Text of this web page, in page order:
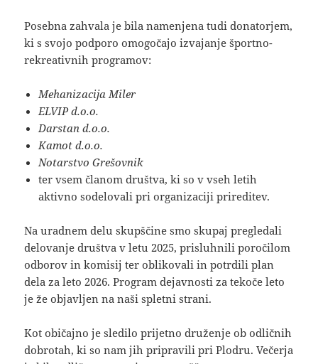
Posebna zahvala je bila namenjena tudi donatorjem,
ki s svojo podporo omogočajo izvajanje športno-
rekreativnih programov:
Mehanizacija Miler
ELVIP d.o.o.
Darstan d.o.o.
Kamot d.o.o.
Notarstvo Grešovnik
ter vsem članom društva, ki so v vseh letih
aktivno sodelovali pri organizaciji prireditev.
Na uradnem delu skupščine smo skupaj pregledali
delovanje društva v letu 2025, prisluhnili poročilom
odborov in komisij ter oblikovali in potrdili plan
dela za leto 2026. Program dejavnosti za tekoče leto
je že objavljen na naši spletni strani.
Kot običajno je sledilo prijetno druženje ob odličnih
dobrotah, ki so nam jih pripravili pri Plodru. Večerja